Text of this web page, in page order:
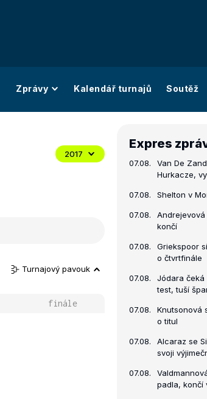
Zprávy Kalendář turnajů Soutěž
2017
Turnajový pavouk
finále
Expres
07.08.
Van De
Hurkacze,
07.08. Shelton v
07.08.
končí
07.08.
Griekspoor
o čtvrtfinále
07.08.
Jódara čeká
test, tuší
07.08.
Knutsonová
o titul
07.08.
Alcaraz se
svoji
07.08.
padla, končí